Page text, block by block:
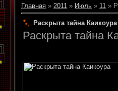
Главная » 2011 » Июль » 11 »
Раскрыта тайна Каикоура
Раскрыта тайна